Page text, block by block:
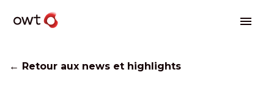
← Retour aux news et highlights